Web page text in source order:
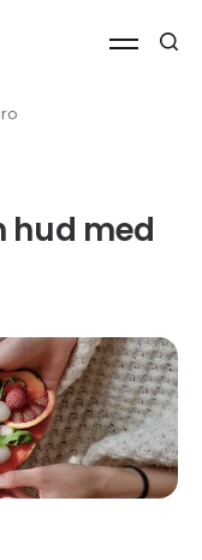
hud med